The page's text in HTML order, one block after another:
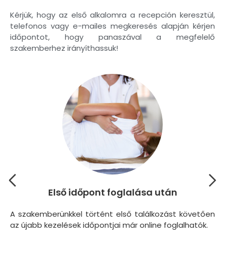
Kérjük, hogy az első alkalomra a recepción keresztül,
telefonos vagy e-mailes megkeresés alapján kérjen
időpontot, hogy panaszával a megfelelő
szakemberhez irányíthassuk!
Első időpont foglalása után
A szakemberünkkel történt első találkozást követően
az újabb kezelések időpontjai már online foglalhatók.